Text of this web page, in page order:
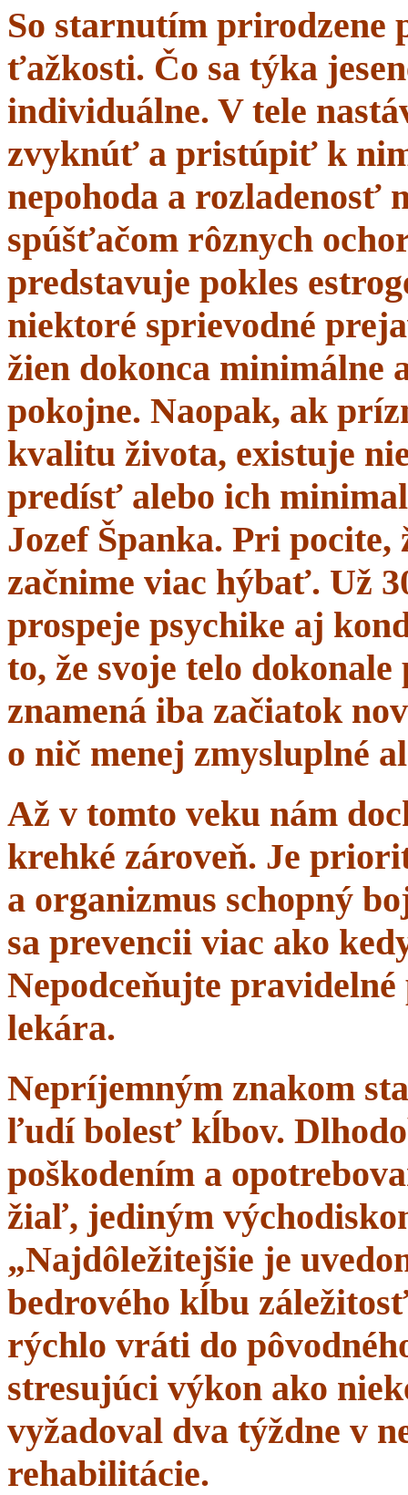
So starnutím prirodzene
ťažkosti. Čo sa týka
individuálne. V tele
zvyknúť a pristúpiť k
nepohoda a
spúšťačom rôznych
predstavuje pokles
niektoré sprievodné
žien dokonca minimálne
pokojne. Naopak, ak
kvalitu života, existuje
predísť alebo ich
Jozef Španka. Pri
začnime viac hýbať. Už
prospeje psychike aj
to, že svoje telo dokonale
znamená iba začiatok
o nič menej zmysluplné
Až v tomto veku nám
krehké zároveň. Je
a organizmus schopný
sa prevencii viac ako
Nepodceňujte
lekára.
Nepríjemným znakom
ľudí bolesť kĺbov.
poškodením a
žiaľ, jediným
„Najdôležitejšie je
bedrového kĺbu
rýchlo vráti do
stresujúci výkon ako
vyžadoval dva týždne v
rehabilitácie.